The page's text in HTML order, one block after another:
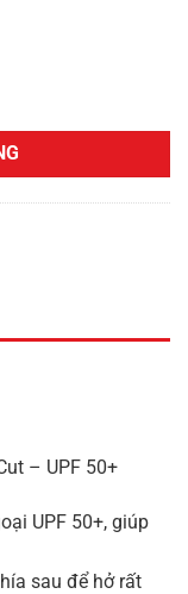
50+ số lượng
– UPF 50+
UPF 50+, giúp
sau để hở rất